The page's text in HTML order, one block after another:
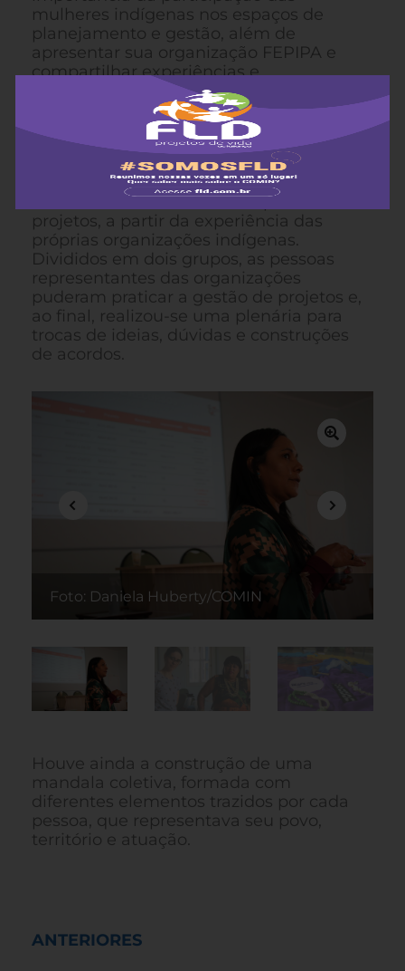
mulheres indígenas nos espaços de
planejamento e gestão, além de
apresentar sua organização FEPIPA e
compartilhar experiências e
aprendizados. Fundada em 2016, a
FEPIPA atua em oito etno-regiões do
Pará e atende mais de 40 diferentes
povos indígenas.
Com assessoria de Tsitsinã, o grupo
debateu sobre os desafios e processos de
projetos, a partir da experiência das
próprias organizações indígenas.
Divididos em dois grupos, as pessoas
representantes das organizações
puderam praticar a gestão de projetos e,
ao final, realizou-se uma plenária para
trocas de ideias, dúvidas e construções
de acordos.
Foto: Daniela Huberty/COMIN
Houve ainda a construção de uma
mandala coletiva, formada com
diferentes elementos trazidos por cada
pessoa, que representava seu povo,
território e atuação.
ANTERIORES